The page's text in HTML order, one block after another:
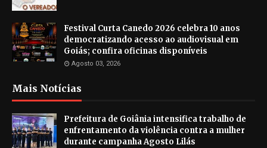
Festival Curta Canedo 2026 celebra 10 anos
democratizando acesso ao audiovisual em
Goiás; confira oficinas disponíveis
Agosto 03, 2026
Mais Notícias
Prefeitura de Goiânia intensifica trabalho de
enfrentamento da violência contra a mulher
durante campanha Agosto Lilás